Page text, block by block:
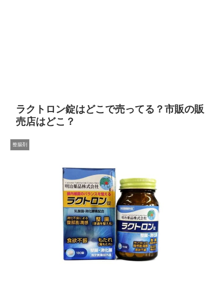
ラクトロン錠はどこで売ってる？市販の販
売店はどこ？
整腸剤